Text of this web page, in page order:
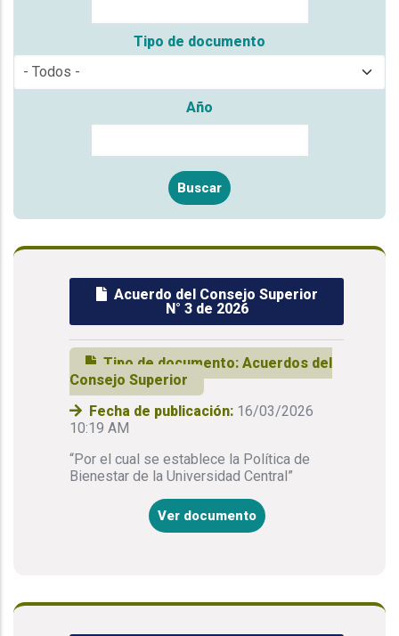
Tipo de documento
Año
Acuerdo del Consejo Superior
N° 3 de 2026
Tipo de documento: Acuerdos del
Consejo Superior
Fecha de publicación: 16/03/2026
10:19 AM
“Por el cual se establece la Política de
Bienestar de la Universidad Central”
Ver documento